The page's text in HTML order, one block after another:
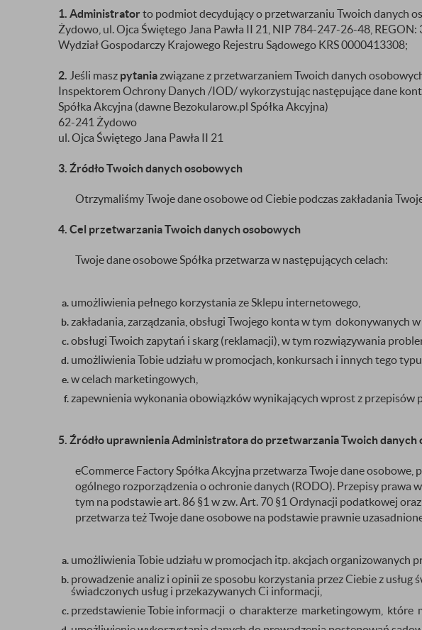
1. Administratorto podmiot decydujący o przetwarzaniu Twoich danych
Żydowo, ul. Ojca Świętego Jana Pawła II 21, NIP 784-247-26-48,
Wydział Gospodarczy Krajowego Rejestru Sądowego KRS 0000413308;
2. Jeśli masz pytaniazwiązane z przetwarzaniem Twoich danych
Inspektorem Ochrony Danych /IOD/ wykorzystując następujące dane
Spółka Akcyjna (dawne Bezokularow.pl Spółka Akcyjna)
62-241 Żydowo
ul. Ojca Świętego Jana Pawła II 21
3. Źródło Twoich danych osobowych
Otrzymaliśmy Twoje dane osobowe od Ciebie podczas zakładania
4. Cel przetwarzania Twoich danych osobowych
Twoje dane osobowe Spółka przetwarza w następujących celach:
umożliwienia pełnego korzystania ze Sklepu internetowego,
zakładania, zarządzania, obsługi Twojego konta w tym dokonywanych
obsługi Twoich zapytań i skarg (reklamacji), w tym rozwiązywania
umożliwienia Tobie udziału w promocjach, konkursach i innych tego
w celach marketingowych,
zapewnienia wykonania obowiązków wynikających wprost z przepisów
5. Źródło uprawnienia Administratora do przetwarzania Twoich danych
eCommerce Factory Spółka Akcyjna przetwarza Twoje dane
ogólnego rozporządzenia o ochronie danych (RODO). Przepisy
tym na podstawie art. 86 §1 w zw. Art. 70 §1 Ordynacji podatkowej
przetwarza też Twoje dane osobowe na podstawie prawnie
umożliwienia Tobie udziału w promocjach itp. akcjach organizowanych
prowadzenie analiz i opinii ze sposobu korzystania przez Ciebie z
świadczonych usług i przekazywanych Ci informacji,
przedstawienie Tobie informacji o charakterze marketingowym, które